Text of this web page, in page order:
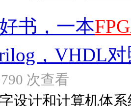
好书，一本
，VHDL对
次查看
设计和计算机体系